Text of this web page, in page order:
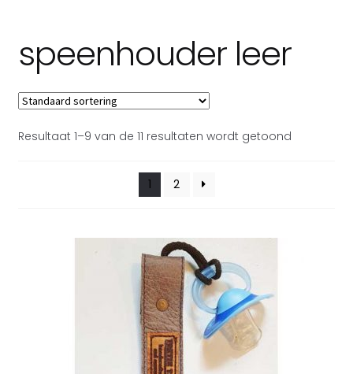
speenhouder leer
Resultaat 1–9 van de 11 resultaten wordt getoond
1 2